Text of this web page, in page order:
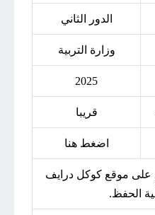
الدور الثاني
وزارة التربية
2025
قريبا
اضغط هنا
على موقع كوكل درايف
الحفظ.